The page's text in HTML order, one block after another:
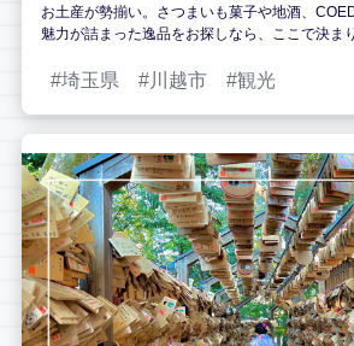
お土産が勢揃い。さつまいも菓子や地酒、
魅力が詰まった逸品をお探しなら、ここで決ま
埼玉県 川越市 観光